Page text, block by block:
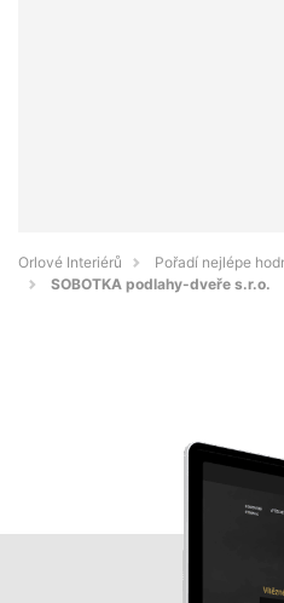
Orlové Interiérů
Pořadí nejlépe
SOBOTKA podlahy-dveře s.r.o.